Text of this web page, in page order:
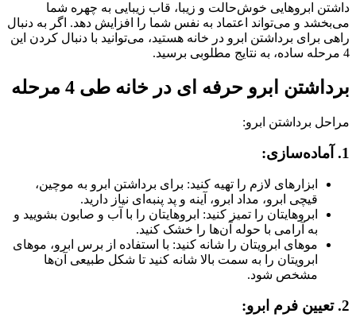
داشتن ابروهایی خوش‌حالت و زیبا، قاب زیبایی به چهره شما
می‌بخشد و می‌تواند اعتماد به نفس شما را افزایش دهد. اگر به دنبال
راهی برای برداشتن ابرو در خانه هستید، می‌توانید با دنبال کردن این
4 مرحله ساده، به نتایج مطلوبی برسید.
برداشتن ابرو حرفه ای در خانه طی 4 مرحله
مراحل برداشتن ابرو:
1. آماده‌سازی:
ابزارهای لازم را تهیه کنید: برای برداشتن ابرو به موچین،
قیچی ابرو، مداد ابرو، آینه و پد پنبه‌ای نیاز دارید.
ابروهایتان را تمیز کنید: ابروهایتان را با آب و صابون بشویید و
به آرامی با حوله آن‌ها را خشک کنید.
موهای ابرویتان را شانه کنید: با استفاده از برس ابرو، موهای
ابرویتان را به سمت بالا شانه کنید تا شکل طبیعی آن‌ها
مشخص شود.
2. تعیین فرم ابرو: